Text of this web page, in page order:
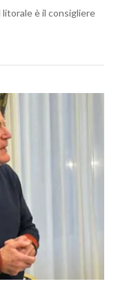
è il consigliere